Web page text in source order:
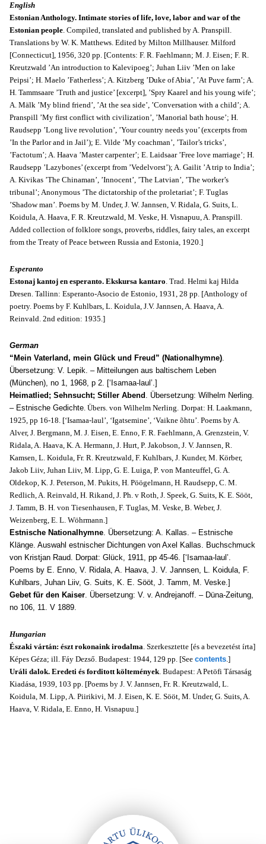
English
Estonian Anthology. Intimate stories of life, love, labor and war of the
Estonian people. Compiled, translated and published by A. Pranspill.
Translations by W. K. Matthews. Edited by Milton Millhauser. Milford
[Connecticut], 1956, 320 pp. [Contents: F. R. Faehlmann; M. J. Eisen; F. R.
Kreutzwald ’An introduction to Kalevipoeg’; Juhan Liiv ’Men on lake
Peipsi’; H. Maelo ’Fatherless’; A. Kitzberg ’Duke of Abia’, ’At Puve farm’; A.
H. Tammsaare ’Truth and justice’ [excerpt], ’Spry Kaarel and his young wife’;
A. Mälk ’My blind friend’, ’At the sea side’, ’Conversation with a child’; A.
Pranspill ’My first conflict with civilization’, ’Manorial bath house’; H.
Raudsepp ’Long live revolution’, ’Your country needs you’ (excerpts from
’In the Parlor and in Jail’); E. Vilde ’My coachman’, ’Tailor’s tricks’,
’Factotum’; A. Haava ’Master carpenter’; E. Laidsaar ’Free love marriage’; H.
Raudsepp ’Lazybones’ (excerpt from ’Vedelvorst’); A. Gailit ’A trip to India’;
A. Kivikas ’The Chinaman’, ’Innocent’, ’The Latvian’, ’The worker’s
tribunal’; Anonymous ’The dictatorship of the proletariat’; F. Tuglas
’Shadow man’. Poems by M. Under, J. W. Jannsen, V. Ridala, G. Suits, L.
Koidula, A. Haava, F. R. Kreutzwald, M. Veske, H. Visnapuu, A. Pranspill.
Added collection of folklore songs, proverbs, riddles, fairy tales, an excerpt
from the Treaty of Peace between Russia and Estonia, 1920.]
Esperanto
Estonaj kantoj en esperanto. Ekskursa kantaro. Trad. Helmi kaj Hilda
Dresen. Tallinn: Esperanto-Asocio de Estonio, 1931, 28 pp. [Anthology of
poetry. Poems by F. Kuhlbars, L. Koidula, J.V. Jannsen, A. Haava, A.
Reinvald. 2nd edition: 1935.]
German
“Mein Vaterland, mein Glück und Freud” (Nationalhymne).
Übersetzung: V. Lepik. – Mitteilungen aus baltischem Leben
(München), no 1, 1968, p 2. [‘Isamaa-laul’.]
Heimatlied; Sehnsucht; Stiller Abend . Übersetzung: Wilhelm Nerling.
– Estnische Gedichte. Übers. von Wilhelm Nerling. Dorpat: H. Laakmann,
1925, pp 16-18. [‘Isamaa-laul’, ‘Igatsemine’, ‘Vaikne õhtu’. Poems by A.
Alver, J. Bergmann, M. J. Eisen, E. Enno, F. R. Faehlmann, A. Grenzstein, V.
Ridala, A. Haava, K. A. Hermann, J. Hurt, P. Jakobson, J. V. Jannsen, R.
Kamsen, L. Koidula, Fr. R. Kreutzwald, F. Kuhlbars, J. Kunder, M. Körber,
Jakob Liiv, Juhan Liiv, M. Lipp, G. E. Luiga, P. von Manteuffel, G. A.
Oldekop, K. J. Peterson, M. Pukits, H. Pöögelmann, H. Raudsepp, C. M.
Redlich, A. Reinvald, H. Rikand, J. Ph. v Roth, J. Speek, G. Suits, K. E. Sööt,
J. Tamm, B. H. von Tiesenhausen, F. Tuglas, M. Veske, B. Weber, J.
Weizenberg, E. L. Wöhrmann.]
Estnische Nationalhymne. Übersetzung: A. Kallas. – Estnische
Klänge. Auswahl estnischer Dichtungen von Axel Kallas. Buchschmuck
von Kristjan Raud. Dorpat: Glück, 1911, pp 45-46. [‘Isamaa-laul’.
Poems by E. Enno, V. Ridala, A. Haava, J. V. Jannsen, L. Koidula, F.
Kuhlbars, Juhan Liiv, G. Suits, K. E. Sööt, J. Таmm, M. Veske.]
Gebet für den Kaiser. Übersetzung: V. v. Andrejanoff. – Düna-Zeitung,
no 106, 11. V 1889.
Hungarian
Északi vártán: észt rokonaink irodalma. Szerkesztette [és a bevezetést írta]
Képes Géza; ill. Fáy Dezső. Budapest: 1944, 129 pp. [See contents.]
Uráli dalok. Eredeti és forditott költemények. Budapest: A Petöfi Társaság
Kiadása, 1939, 103 pp. [Poems by J. V. Jannsen, Fr. R. Kreutzwald, L.
Koidula, M. Lipp, A. Piirikivi, M. J. Eisen, K. E. Sööt, M. Under, G. Suits, A.
Haava, V. Ridala, E. Enno, H. Visnapuu.]